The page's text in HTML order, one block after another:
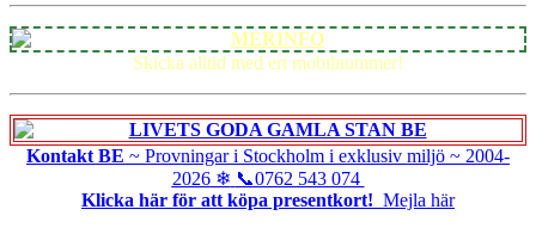
Skicka alltid med ert mobilnummer!
Kontakt BE ~ Provningar i Stockholm i exklusiv miljö ~ 2004-
2026❄ 📞0762 543 074
Klicka här för att köpa presentkort! Mejla här